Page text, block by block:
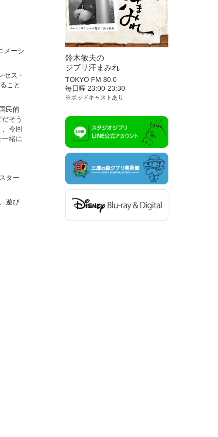
メーシ
セス・
こと
民的
そう
今回
緒に
ター
遊び
鈴木敏夫の
ジブリ汗まみれ
TOKYO FM 80.0
毎日曜 23:00-23:30
※ポッドキャストあり